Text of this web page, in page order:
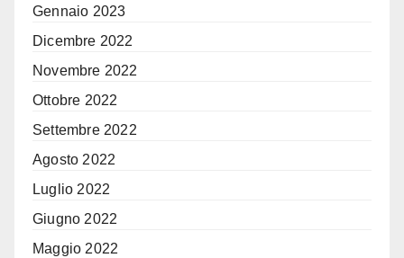
Gennaio 2023
Dicembre 2022
Novembre 2022
Ottobre 2022
Settembre 2022
Agosto 2022
Luglio 2022
Giugno 2022
Maggio 2022